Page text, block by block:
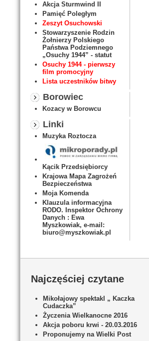
Akcja Sturmwind II
Pamięć Poległym
Zeszyt Osuchowski
Stowarzyszenie Rodzin
Żołnierzy Polskiego
Państwa Podziemnego
„Osuchy 1944” - statut
Osuchy 1944 - pierwszy
film promocyjny
Lista uczestników bitwy
Borowiec
Kozacy w Borowcu
Linki
Muzyka Roztocza
Kącik Przedsiębiorcy
Krajowa Mapa Zagrożeń
Bezpieczeństwa
Moja Komenda
Klauzula informacyjna
RODO. Inspektor Ochrony
Danych : Ewa
Myszkowiak, e-mail:
biuro@myszkowiak.pl
Najczęściej czytane
Mikołajowy spektakl „ Kaczka
Cudaczka”
Życzenia Wielkanocne 2016
Akcja poboru krwi - 20.03.2016
Proponujemy na Wielki Post